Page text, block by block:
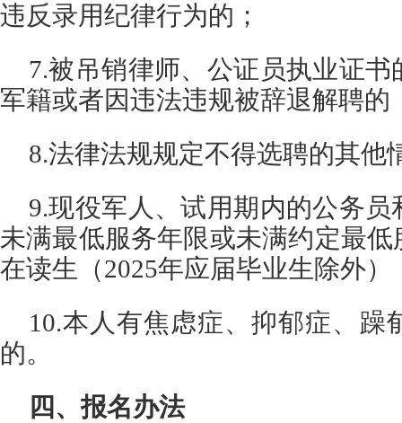
违反录用纪律行为的；
7.被吊销律师、公证员执业证
军籍或者因违法违规被辞退解聘的
8.法律法规规定不得选聘的其他
9.现役军人、试用期内的公务
未满最低服务年限或未满约定最
在读生（2025年应届毕业生除外）
10.本人有焦虑症、抑郁症、躁
的。
四、报名办法